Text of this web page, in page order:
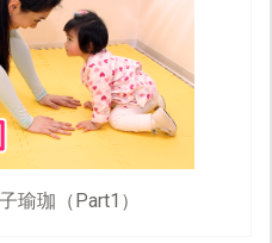
瑜珈（Part1）